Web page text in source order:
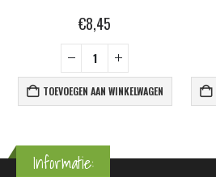
€8,45
TOEVOEGEN AAN WINKELWAGEN
Informatie: